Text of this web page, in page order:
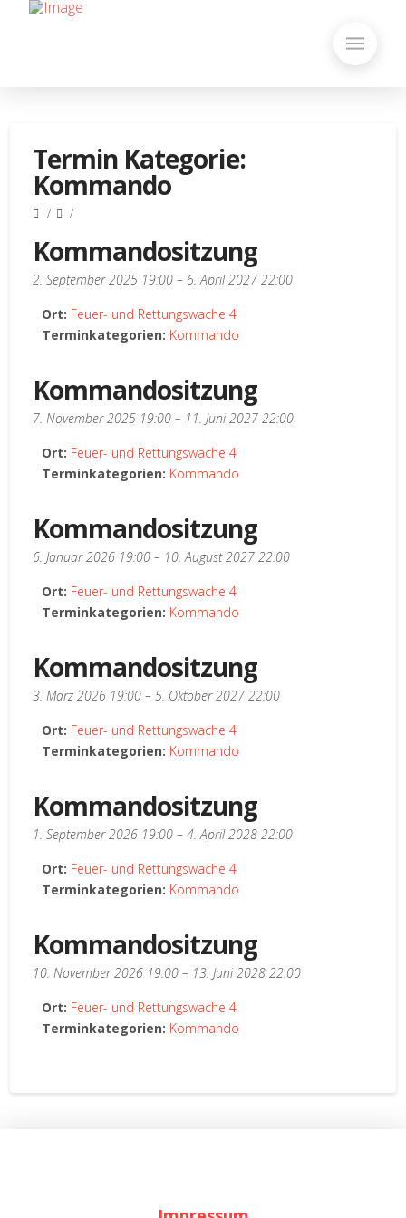
Termin Kategorie:
Kommando
Kommandositzung
2. September 2025 19:00 – 6. April 2027 22:00
Ort: Feuer- und Rettungswache 4
Terminkategorien: Kommando
Kommandositzung
7. November 2025 19:00 – 11. Juni 2027 22:00
Ort: Feuer- und Rettungswache 4
Terminkategorien: Kommando
Kommandositzung
6. Januar 2026 19:00 – 10. August 2027 22:00
Ort: Feuer- und Rettungswache 4
Terminkategorien: Kommando
Kommandositzung
3. März 2026 19:00 –5. Oktober 2027 22:00
Ort: Feuer- und Rettungswache 4
Terminkategorien: Kommando
Kommandositzung
1. September 2026 19:00 –4. April 2028 22:00
Ort: Feuer- und Rettungswache 4
Terminkategorien: Kommando
Kommandositzung
10. November 2026 19:00 – 13. Juni 2028 22:00
Ort: Feuer- und Rettungswache 4
Terminkategorien: Kommando